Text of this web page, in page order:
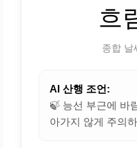
흐
종합 날
AI 산행 조언:
🍃 능선 부근에 바
아가지 않게 주의